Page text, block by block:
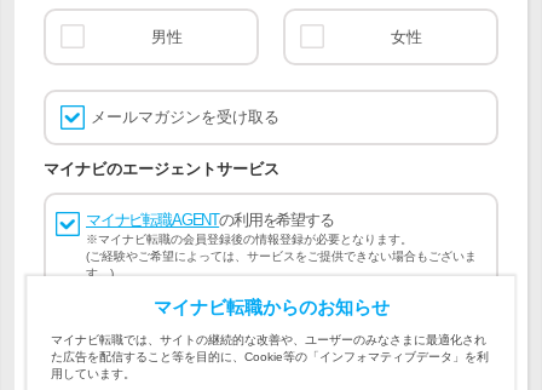
男性 女性
メールマガジンを受け取る
マイナビのエージェントサービス
マイナビ転職AGENTの利用を希望する
※マイナビ転職の会員登録後の情報登録が必要となります。
(ご経験やご希望によっては、サービスをご提供できない場合もございま
す。)
会員登録には マイナビ転職 会員規約
マイナビ転職AGENT
会員規約、マイナビ転職AGENT 個人情報の取り扱い および
個人情報の取り扱い
マイナビ転職からのお知らせ
マイナビ転職では、サイトの継続的な改善や、ユーザーのみなさまに最適化され
た広告を配信すること等を目的に、Cookie等の「インフォマティブデータ」を利
用しています。